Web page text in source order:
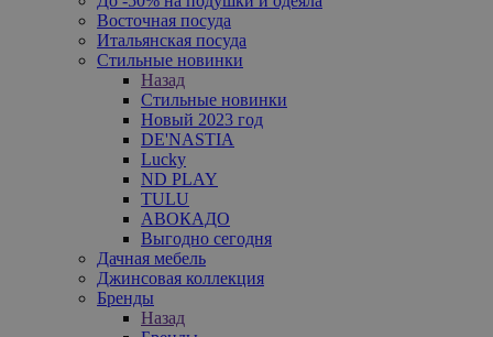
Восточная посуда
Итальянская посуда
Стильные новинки
Назад
Стильные новинки
Новый 2023 год
DE'NASTIA
Lucky
ND PLAY
TULU
АВОКАДО
Выгодно сегодня
Дачная мебель
Джинсовая коллекция
Бренды
Назад